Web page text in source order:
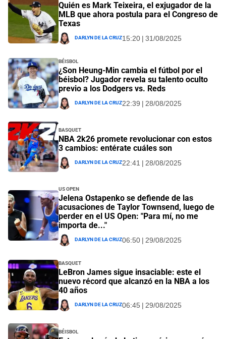
Quién es Mark Teixeira, el exjugador de la
MLB que ahora postula para el Congreso de
Texas
Darlyn De La Cruz15:20 | 31/08/2025
Béisbol
¿Son Heung-Min cambia el fútbol por el
béisbol? Jugador revela su talento oculto
previo a los Dodgers vs. Reds
Darlyn De La Cruz22:39 | 28/08/2025
Basquet
NBA 2k26 promete revolucionar con estos
3 cambios: entérate cuáles son
Darlyn De La Cruz22:41 | 28/08/2025
US Open
Jelena Ostapenko se defiende de las
acusaciones de Taylor Townsend, luego de
perder en el US Open: "Para mí, no me
importa de..."
Darlyn De La Cruz06:50 | 29/08/2025
Basquet
LeBron James sigue insaciable: este el
nuevo récord que alcanzó en la NBA a los
40 años
Darlyn De La Cruz06:45 | 29/08/2025
Béisbol